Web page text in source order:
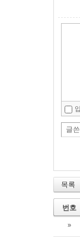
글쓴
목록
번호
»